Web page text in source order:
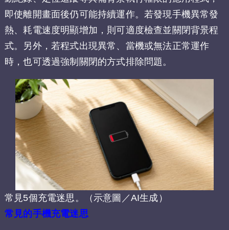
即使離開畫面後仍可能持續運作。若發現手機異常發
熱、耗電速度明顯增加，則可適度檢查並關閉背景程
式。另外，若程式出現異常、當機或無法正常運作
時，也可透過強制關閉的方式排除問題。
常見5個充電迷思。（示意圖／AI生成）
常見的手機充電迷思